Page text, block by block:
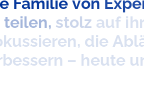
teilen, stolz auf
die
– heute